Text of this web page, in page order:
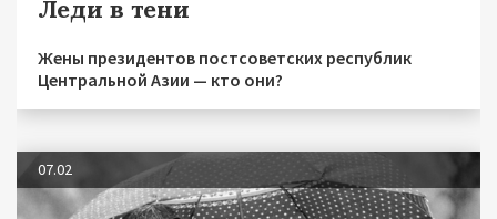
Леди в тени
Жены президентов постсоветских республик
Центральной Азии — кто они?
07.02